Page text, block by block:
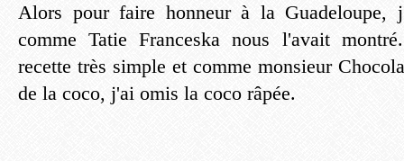
Alors pour faire honneur à la
comme Tatie Franceska nous l'avait
recette très simple et comme monsieur
de la coco, j'ai omis la coco râpée.